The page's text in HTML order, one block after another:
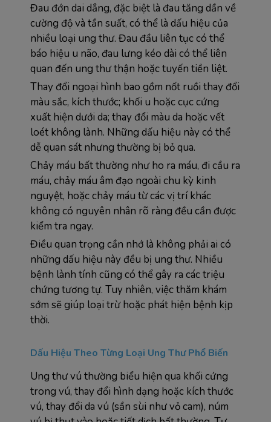
Đau đớn dai dẳng, đặc biệt là đau tăng dần về
cường độ và tần suất, có thể là dấu hiệu của
nhiều loại ung thư. Đau đầu liên tục có thể
báo hiệu u não, đau lưng kéo dài có thể liên
quan đến ung thư thận hoặc tuyến tiền liệt.
Thay đổi ngoại hình bao gồm nốt ruồi thay đổi
màu sắc, kích thước; khối u hoặc cục cứng
xuất hiện dưới da; thay đổi màu da hoặc vết
loét không lành. Những dấu hiệu này có thể
dễ quan sát nhưng thường bị bỏ qua.
Chảy máu bất thường như ho ra máu, đi cầu ra
máu, chảy máu âm đạo ngoài chu kỳ kinh
nguyệt, hoặc chảy máu từ các vị trí khác
không có nguyên nhân rõ ràng đều cần được
kiểm tra ngay.
Điều quan trọng cần nhớ là không phải ai có
những dấu hiệu này đều bị ung thư. Nhiều
bệnh lành tính cũng có thể gây ra các triệu
chứng tương tự. Tuy nhiên, việc thăm khám
sớm sẽ giúp loại trừ hoặc phát hiện bệnh kịp
thời.
Dấu Hiệu Theo Từng Loại Ung Thư Phổ Biến
Ung thư vú thường biểu hiện qua khối cứng
trong vú, thay đổi hình dạng hoặc kích thước
vú, thay đổi da vú (sần sùi như vỏ cam), núm